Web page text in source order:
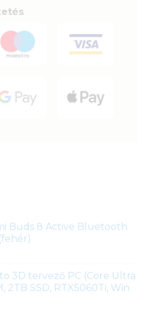
Buds 8 Active Bluetooth
3D tervező PC (Core Ultra
2TB SSD, RTX5060Ti, Win